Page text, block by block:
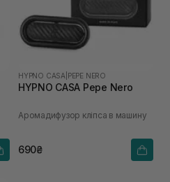
HYPNO CASA PEPE NERO
HYPNO CASA Pepe Nero
Аромадифузор кліпса в машину
690₴